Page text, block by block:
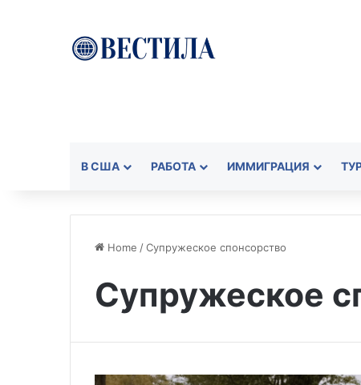
В США РАБОТА ИММИГРАЦИЯ
Home /Супружеское спонсорство
Супружеское